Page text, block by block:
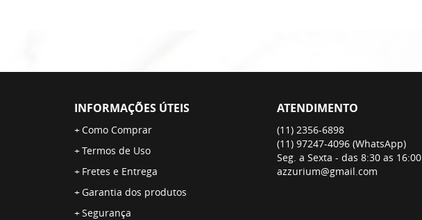
INFORMAÇÕES ÚTEIS
Como Comprar
Termos de Uso
Fretes e Entrega
Garantia dos produtos
Segurança
ATENDIMENTO
(11) 2356-6898
(11) 97247-4096 (WhatsApp)
Seg. a Sexta - das 8:30 as 16:00
azzurium@gmail.com